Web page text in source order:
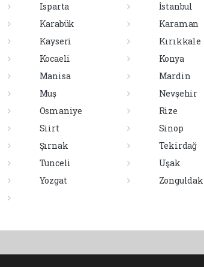
Isparta İstanbul
Karabük Karaman
Kayseri Kırıkkale
Kocaeli Konya
Manisa Mardin
Muş Nevşehir
Osmaniye Rize
Siirt Sinop
Şırnak Tekirdağ
Tunceli Uşak
Yozgat Zonguldak